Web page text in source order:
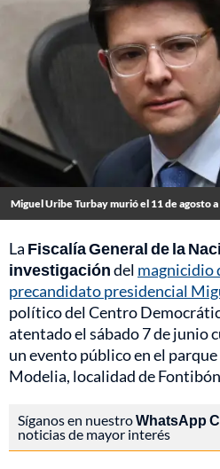
Miguel Uribe Turbay murió el 11 de agosto a
La Fiscalía General de la
investigacióndel magnicidio
precandidato presidencial
político del Centro
atentado el sábado 7 de junio
un evento público en el
Modelia, localidad de
Síganos en nuestroWhatsApp
noticias de mayor interés